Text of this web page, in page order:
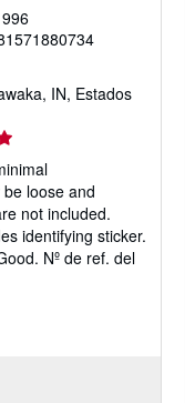
IN, Estados
loose and
not included.
identifying sticker.
Nº de ref. del